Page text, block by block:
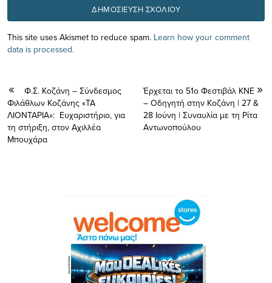
This site uses Akismet to reduce spam. Learn how your comment
data is processed.
Φ.Σ. Κοζάνη – Σύνδεσμος
Φιλάθλων Κοζάνης «ΤΑ
ΛΙΟΝΤΑΡΙΑ»: Ευχαριστήριο, για
τη στήριξη, στον Αχιλλέα
Μπουχάρα
Έρχεται το 51ο Φεστιβάλ ΚΝΕ
– Οδηγητή στην Κοζάνη | 27 &
28 Ιούνη | Συναυλία με τη Ρίτα
Αντωνοπούλου